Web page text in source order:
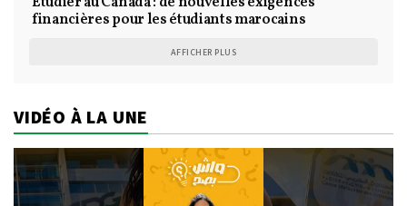
financières pour les étudiants marocains
AFFICHER PLUS
VIDÉO À LA UNE